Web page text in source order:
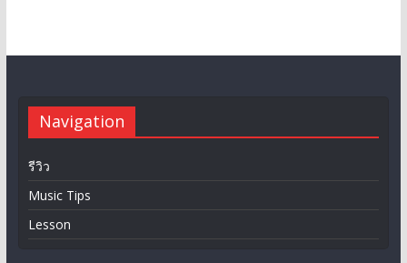
Navigation
รีวิว
Music Tips
Lesson